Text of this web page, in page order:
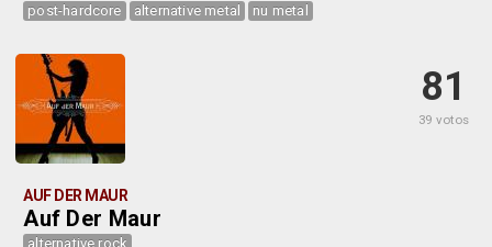
post-hardcore alternative metal nu metal
81
39 votos
AUF DER MAUR
Auf Der Maur
alternative rock